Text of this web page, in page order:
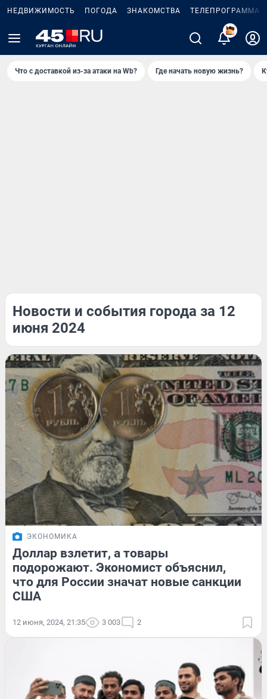
НЕДВИЖИМОСТЬ ПОГОДА ЗНАКОМСТВА ТЕЛЕПРОГРАММА
Что с доставкой из-за атаки на Wb? Где начать новую жизнь?
Новости и события города за 12
июня 2024
ЭКОНОМИКА
Доллар взлетит, а товары
подорожают. Экономист объяснил,
что для России значат новые санкции
США
12 июня, 2024, 21:35 3 003 2